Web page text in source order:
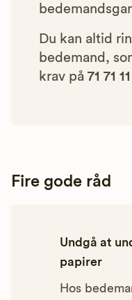
Du kan altid
bedemand,
krav på 71 71
Fire gode råd
Undgå at
papirer
Hos